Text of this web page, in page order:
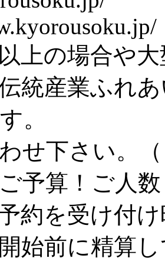
上の場合や
統産業ふれ
。
せ下さい。
予算！ご人
約を受け付け
始前に精算